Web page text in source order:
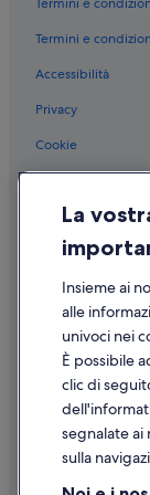
Pescara: Hotel di
Pescara: Hotel
Pescara: Hotel
Pescara: Hotel
Pescara: Hotel
Pescara: Hotel
Pescara: Hotel
Pescara: Hotel
Pescara: Hotel
Pescara: Hotel
Pescara:
Termini e
Accessibilità
Privacy
Cookie
Informazioni
Linee guida sui
Supporto
Assistenza clienti
Contattaci
Come cancellare
Come modificare
La
Insieme ai
alle
univoci nei
È possibile
clic di
segnalate ai
sulla